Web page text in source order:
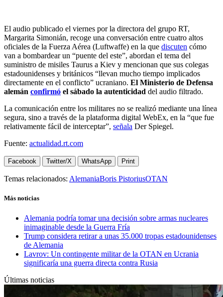
El audio publicado el viernes por la directora del grupo RT,
Margarita Simonián, recoge una conversación entre cuatro altos
oficiales de la Fuerza Aérea (Luftwaffe) en la que discuten cómo
van a bombardear un “puente del este”, abordan el tema del
suministro de misiles Taurus a Kiev y mencionan que sus colegas
estadounidenses y británicos “llevan mucho tiempo implicados
directamente en el conflicto” ucraniano. El Ministerio de Defensa
alemán confirmó el sábado la autenticidad del audio filtrado.
La comunicación entre los militares no se realizó mediante una línea
segura, sino a través de la plataforma digital WebEx, en la “que fue
relativamente fácil de interceptar”, señala Der Spiegel.
Fuente: actualidad.rt.com
Facebook Twitter/X WhatsApp Print
Temas relacionados: AlemaniaBoris PistoriusOTAN
Más noticias
Alemania podría tomar una decisión sobre armas nucleares
inimaginable desde la Guerra Fría
Trump considera retirar a unas 35.000 tropas estadounidenses
de Alemania
Lavrov: Un contingente militar de la OTAN en Ucrania
significaría una guerra directa contra Rusia
Últimas noticias